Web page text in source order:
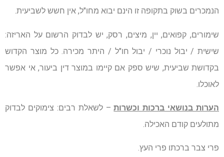
הנמכרים בשוק בתקופה זו הינם יבוא מחו"ל, אין חשש לשביעית.
שימורים, קפואים, יין, מיצים, רסק, יש לבדוק הרשום על האריזה:
שישית / יבול נוכרי / יבול חו"ל / היתר מכירה. כל מוצר הקדוש
בקדושת שביעית, שיש ספק אם קיימו במוצר דין ביעור, אי אפשר
לאוכלו.
הערות בנושאי ברכות וכשרות– לשאלת רבים: צימוקים לבדוק
מתולעים קודם האכילה.
פרי צבר ברכתו פרי העץ.